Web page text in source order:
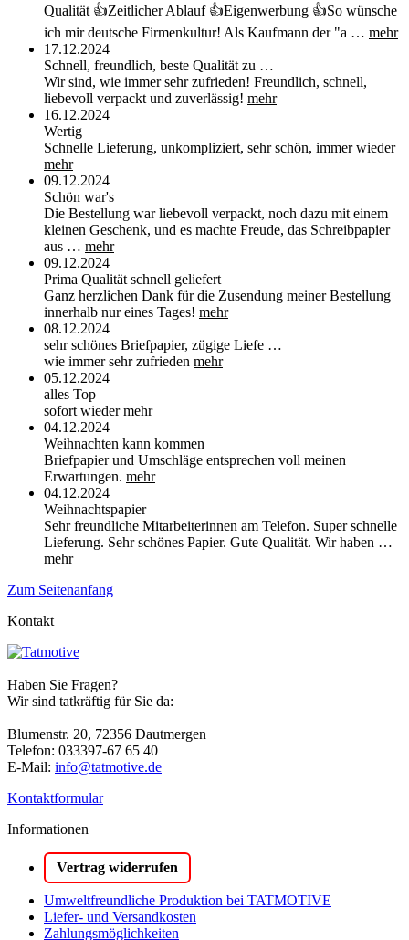
Qualität 👍Zeitlicher Ablauf 👍Eigenwerbung 👍So wünsche
ich mir deutsche Firmenkultur! Als Kaufmann der "a … mehr
17.12.2024
Schnell, freundlich, beste Qualität zu …
Wir sind, wie immer sehr zufrieden! Freundlich, schnell,
liebevoll verpackt und zuverlässig! mehr
16.12.2024
Wertig
Schnelle Lieferung, unkompliziert, sehr schön, immer wieder
mehr
09.12.2024
Schön war's
Die Bestellung war liebevoll verpackt, noch dazu mit einem
kleinen Geschenk, und es machte Freude, das Schreibpapier
aus … mehr
09.12.2024
Prima Qualität schnell geliefert
Ganz herzlichen Dank für die Zusendung meiner Bestellung
innerhalb nur eines Tages! mehr
08.12.2024
sehr schönes Briefpapier, zügige Liefe …
wie immer sehr zufrieden mehr
05.12.2024
alles Top
sofort wiedermehr
04.12.2024
Weihnachten kann kommen
Briefpapier und Umschläge entsprechen voll meinen
Erwartungen. mehr
04.12.2024
Weihnachtspapier
Sehr freundliche Mitarbeiterinnen am Telefon. Super schnelle
Lieferung. Sehr schönes Papier. Gute Qualität. Wir haben …
mehr
Zum Seitenanfang
Kontakt
Haben Sie Fragen?
Wir sind tatkräftig für Sie da:
Blumenstr. 20, 72356 Dautmergen
Telefon: 033397-67 65 40
E-Mail: info@tatmotive.de
Kontaktformular
Informationen
Vertrag widerrufen
Umweltfreundliche Produktion bei TATMOTIVE
Liefer- und Versandkosten
Zahlungsmöglichkeiten